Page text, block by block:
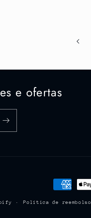
e ofertas
Formas
Política de reembolso